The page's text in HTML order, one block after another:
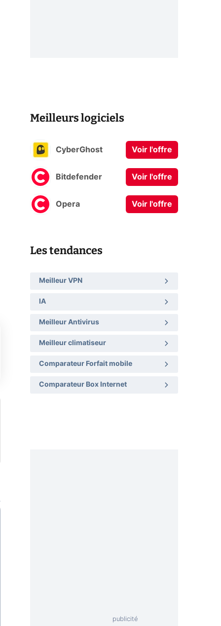
Meilleurs logiciels
CyberGhost Voir l'offre
Bitdefender Voir l'offre
Opera Voir l'offre
Les tendances
Meilleur VPN
IA
Meilleur Antivirus
Meilleur climatiseur
Comparateur Forfait mobile
Comparateur Box Internet